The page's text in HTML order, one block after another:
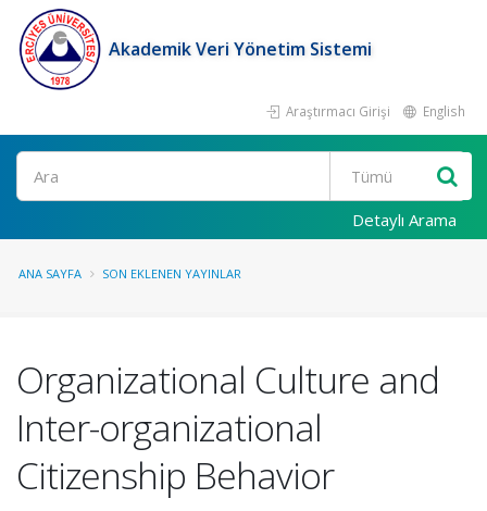
Akademik Veri Yönetim Sistemi
Araştırmacı Girişi English
Ara
Detaylı Arama
ANA SAYFA SON EKLENEN YAYINLAR
Organizational Culture and
Inter-organizational
Citizenship Behavior